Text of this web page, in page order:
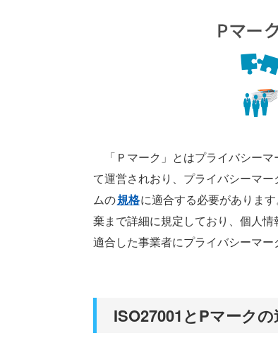
「Ｐマーク」とはプライバシー
て運営されおり、プライバシーマ
ムの規格に適合する必要がありま
棄まで詳細に規定しており、個人
適合した事業者にプライバシーマー
ISO27001とPマーク